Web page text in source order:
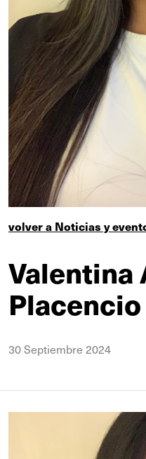
volver a Noticias y
Valentina
Placencio
30 Septiembre 2024